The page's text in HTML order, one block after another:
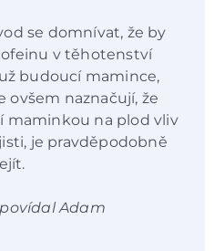
se domnívat, že by
v těhotenství
budoucí mamince,
ovšem naznačují, že
maminkou na plod vliv
je pravděpodobně
Adam